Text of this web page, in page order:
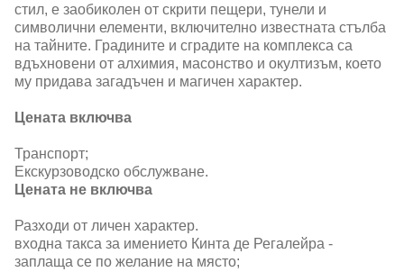
стил, е заобиколен от скрити пещери, тунели и
символични елементи, включително известната стълба
на тайните. Градините и сградите на комплекса са
вдъхновени от алхимия, масонство и окултизъм, което
му придава загадъчен и магичен характер.
Цената включва
Транспорт;
Екскурзоводско обслужване.
Цената не включва
Разходи от личен характер.
входна такса за имението Кинта де Регалейра -
заплаща се по желание на място;